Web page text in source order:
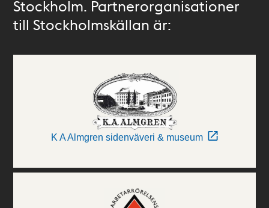
Stockholm. Partnerorganisationer
till Stockholmskällan är:
K A Almgren sidenväveri & museum